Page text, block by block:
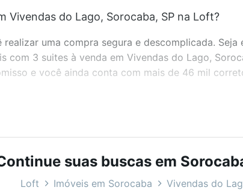
Vivendas do Lago, Sorocaba, SP na Loft?
uma compra segura e descomplicada.
3 suites à venda em Vivendas do Lago,
e você ainda conta com mais de 46 mil
e até condomínios favoritos. Você também
o preço, metragem e comodidades, como
SP ideal para você na Loft.
suas buscas em
Loft Imóveis em Sorocaba Vivendas do